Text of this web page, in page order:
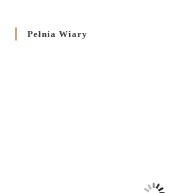
Pełnia Wiary